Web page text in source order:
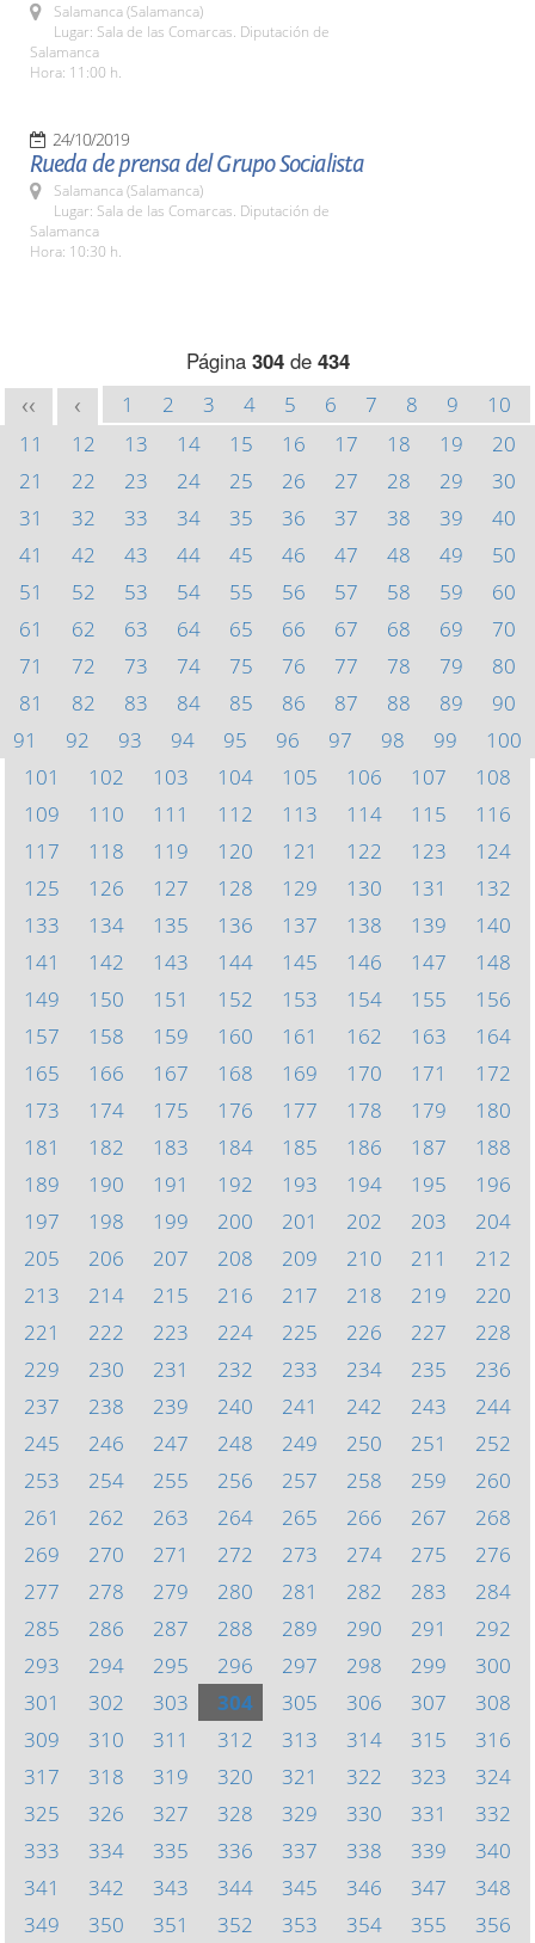
Salamanca (Salamanca)
Lugar: Sala de las Comarcas. Diputación de
Salamanca
Hora: 11:00 h.
24/10/2019
Rueda de prensa del Grupo Socialista
Salamanca (Salamanca)
Lugar: Sala de las Comarcas. Diputación de
Salamanca
Hora: 10:30 h.
Página 304de 434
<< < 1 2 3 4 5 6 7 8 9
10
11
12 13 14 15 16 17 18 19
20
21
22 23 24 25 26 27 28 29
30
31
32 33 34 35 36 37 38 39
40
41
42 43 44 45 46 47 48 49
50
51
52 53 54 55 56 57 58 59
60
61
62 63 64 65 66 67 68 69
70
71
72 73 74 75 76 77 78 79
80
81
82 83 84 85 86 87 88 89
90
91
92 93 94 95 96 97 98 99
100
101
102 103 104 105 106 107
108
109
110 111 112 113 114 115
116
117
118 119 120 121 122 123
124
125
126 127 128 129 130 131
132
133
134 135 136 137 138 139
140
141
142 143 144 145 146 147
148
149
150 151 152 153 154 155
156
157
158 159 160 161 162 163
164
165
166 167 168 169 170 171
172
173
174 175 176 177 178 179
180
181
182 183 184 185 186 187
188
189
190 191 192 193 194 195
196
197
198 199 200 201 202 203
204
205
206 207 208 209 210 211
212
213
214 215 216 217 218 219
220
221
222 223 224 225 226 227
228
229
230 231 232 233 234 235
236
237
238 239 240 241 242 243
244
245
246 247 248 249 250 251
252
253
254 255 256 257 258 259
260
261
262 263 264 265 266 267
268
269
270 271 272 273 274 275
276
277
278 279 280 281 282 283
284
285
286 287 288 289 290 291
292
293
294 295 296 297 298 299
300
301
302 303 304 305 306 307
308
309
310 311 312 313 314 315
316
317
318 319 320 321 322 323
324
325
326 327 328 329 330 331
332
333
334 335 336 337 338 339
340
341
342 343 344 345 346 347
348
349
350 351 352 353 354 355 356